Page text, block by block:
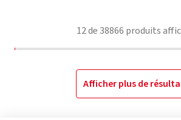
12de 38866 produits
Afficher plus de